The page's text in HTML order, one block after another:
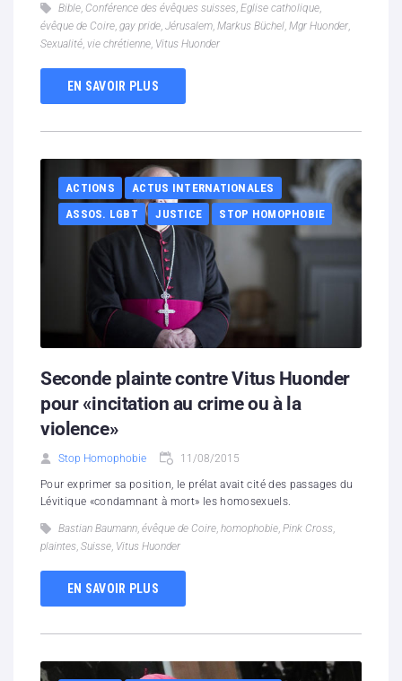
Bible, Conférence des évêques suisses, Eglise catholique,
évêque de Coire, gay pride, Jérusalem, Markus Büchel, Mgr Huonder,
Sexualité, vie chrétienne, Vitus Huonder
EN SAVOIR PLUS
ACTIONS
ACTUS INTERNATIONALES
ASSOS. LGBT
JUSTICE STOP HOMOPHOBIE
Seconde plainte contre Vitus Huonder
pour «incitation au crime ou à la
violence»
Stop Homophobie 11/08/2015
Pour exprimer sa position, le prélat avait cité des passages du
Lévitique «condamnant à mort» les homosexuels.
Bastian Baumann, évêque de Coire, homophobie, Pink Cross,
plaintes, Suisse, Vitus Huonder
EN SAVOIR PLUS